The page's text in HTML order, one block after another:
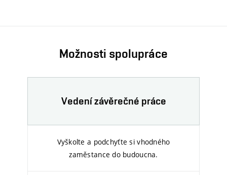
Možnosti spolupráce
Vedení závěrečné práce
Vyškolte a podchyťte si vhodného
zaměstance do budoucna.